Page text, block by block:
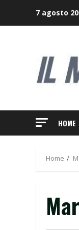
7 agosto
HOME
Home